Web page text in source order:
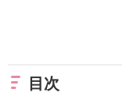
目次